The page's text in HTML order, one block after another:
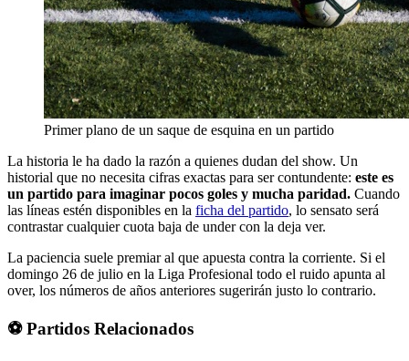
Primer plano de un saque de esquina en un partido
La historia le ha dado la razón a quienes dudan del show. Un
historial que no necesita cifras exactas para ser contundente: este es
un partido para imaginar pocos goles y mucha paridad. Cuando
las líneas estén disponibles en la ficha del partido, lo sensato será
contrastar cualquier cuota baja de under con la deja ver.
La paciencia suele premiar al que apuesta contra la corriente. Si el
domingo 26 de julio en la Liga Profesional todo el ruido apunta al
over, los números de años anteriores sugerirán justo lo contrario.
⚽ Partidos Relacionados